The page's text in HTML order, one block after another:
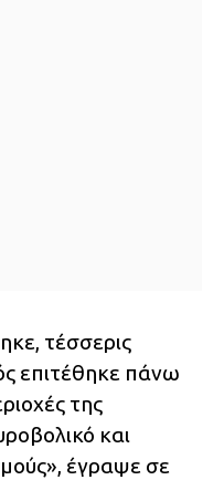
τέσσερις
επιτέθηκε πάνω
της
και
έγραψε σε